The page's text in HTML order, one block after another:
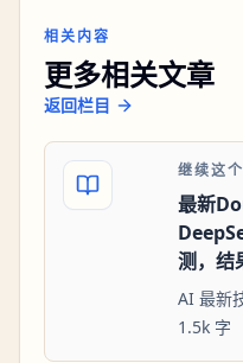
相关内容
更多相关文章
返回栏目
继续这
最新
测，结
AI 最新
1.5k 字